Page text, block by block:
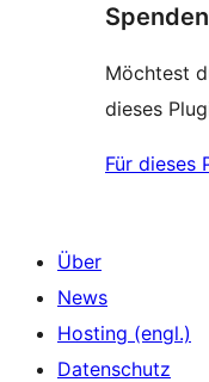
Spenden
Möchtest
dieses
Für dieses
Über
News
Hosting (engl.)
Datenschutz